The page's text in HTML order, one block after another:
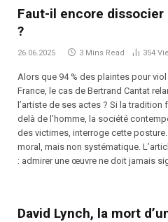
Faut-il encore dissocier
?
26.06.2025 3 Mins Read 354
Alors que 94 % des plaintes pour
France, le cas de Bertrand Cantat
l’artiste de ses actes ? Si la
delà de l’homme, la société
des victimes, interroge cette
moral, mais non systématique.
: admirer une œuvre ne doit jamais
David Lynch, la mort